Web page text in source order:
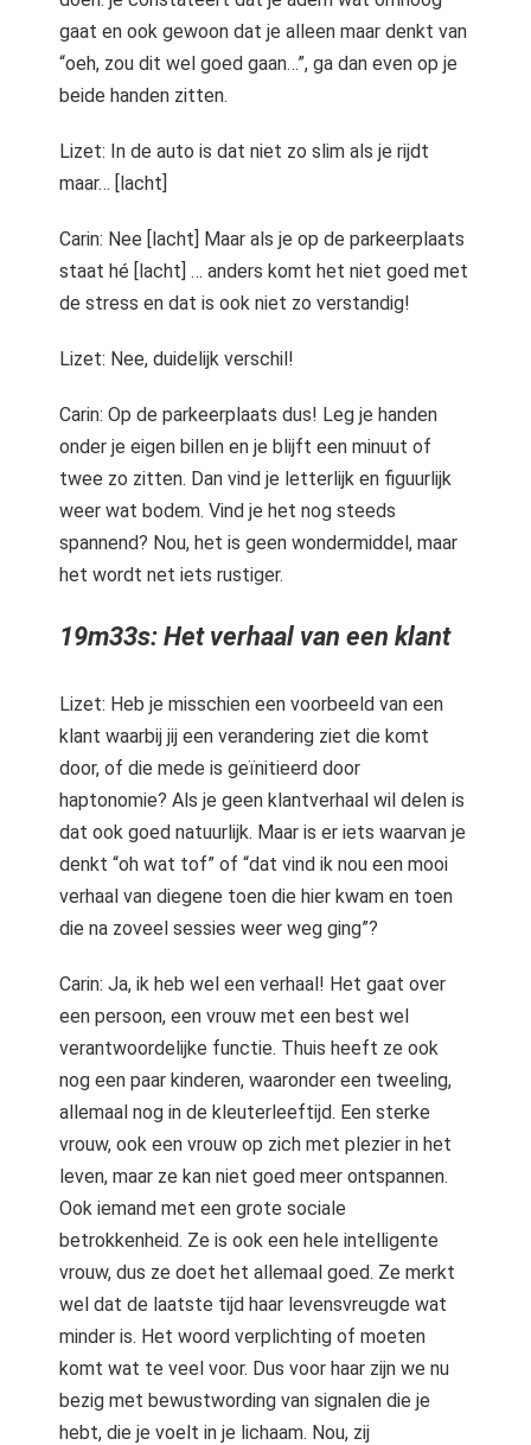
gaat en ook gewoon dat je alleen maar denkt van
“oeh, zou dit wel goed gaan…”, ga dan even op je
beide handen zitten.
Lizet: In de auto is dat niet zo slim als je rijdt
maar… [lacht]
Carin: Nee [lacht] Maar als je op de parkeerplaats
staat hé [lacht] … anders komt het niet goed met
de stress en dat is ook niet zo verstandig!
Lizet: Nee, duidelijk verschil!
Carin: Op de parkeerplaats dus! Leg je handen
onder je eigen billen en je blijft een minuut of
twee zo zitten. Dan vind je letterlijk en figuurlijk
weer wat bodem. Vind je het nog steeds
spannend? Nou, het is geen wondermiddel, maar
het wordt net iets rustiger.
19m33s: Het verhaal van een klant
Lizet: Heb je misschien een voorbeeld van een
klant waarbij jij een verandering ziet die komt
door, of die mede is geïnitieerd door
haptonomie? Als je geen klantverhaal wil delen is
dat ook goed natuurlijk. Maar is er iets waarvan je
denkt “oh wat tof” of “dat vind ik nou een mooi
verhaal van diegene toen die hier kwam en toen
die na zoveel sessies weer weg ging”?
Carin: Ja, ik heb wel een verhaal! Het gaat over
een persoon, een vrouw met een best wel
verantwoordelijke functie. Thuis heeft ze ook
nog een paar kinderen, waaronder een tweeling,
allemaal nog in de kleuterleeftijd. Een sterke
vrouw, ook een vrouw op zich met plezier in het
leven, maar ze kan niet goed meer ontspannen.
Ook iemand met een grote sociale
betrokkenheid. Ze is ook een hele intelligente
vrouw, dus ze doet het allemaal goed. Ze merkt
wel dat de laatste tijd haar levensvreugde wat
minder is. Het woord verplichting of moeten
komt wat te veel voor. Dus voor haar zijn we nu
bezig met bewustwording van signalen die je
hebt, die je voelt in je lichaam. Nou, zij